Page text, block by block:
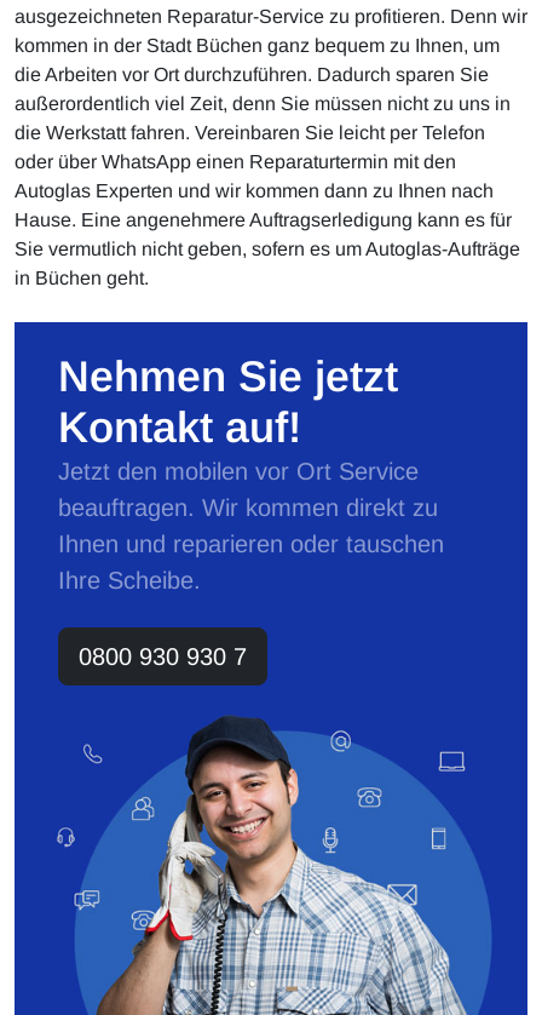
ausgezeichneten Reparatur-Service zu profitieren. Denn wir
kommen in der Stadt Büchen ganz bequem zu Ihnen, um
die Arbeiten vor Ort durchzuführen. Dadurch sparen Sie
außerordentlich viel Zeit, denn Sie müssen nicht zu uns in
die Werkstatt fahren. Vereinbaren Sie leicht per Telefon
oder über WhatsApp einen Reparaturtermin mit den
Autoglas Experten und wir kommen dann zu Ihnen nach
Hause. Eine angenehmere Auftragserledigung kann es für
Sie vermutlich nicht geben, sofern es um Autoglas-Aufträge
in Büchen geht.
Nehmen Sie jetzt
Kontakt auf!
Jetzt den mobilen vor Ort Service
beauftragen. Wir kommen direkt zu
Ihnen und reparieren oder tauschen
Ihre Scheibe.
0800 930 930 7